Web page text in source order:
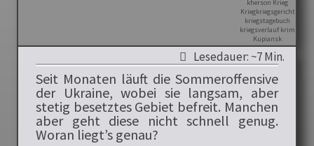
Lesedauer: ~7 Min.
Seit Monaten läuft die Sommeroffensive
der Ukraine, wobei sie langsam, aber
stetig besetztes Gebiet befreit. Manchen
aber geht diese nicht schnell genug.
Woran liegt’s genau?